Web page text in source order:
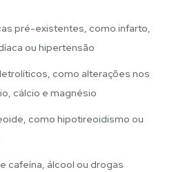
pré-existentes, como infarto,
ou hipertensão
como alterações nos
cálcio e magnésio
como hipotireoidismo ou
cafeína, álcool ou drogas